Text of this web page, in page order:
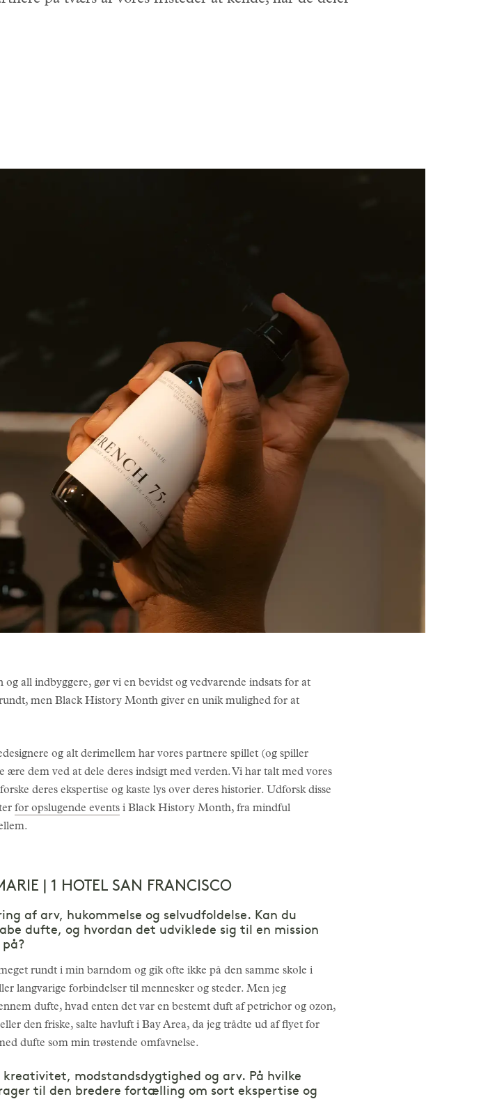
all indbyggere, gør vi en bevidst og vedvarende indsats for at
men Black History Month giver en unik mulighed for at
og alt derimellem har vores partnere spillet (og spiller
dem ved at dele deres indsigt med verden. Vi har talt med vores
deres ekspertise og kaste lys over deres historier. Udforsk disse
for opslugende events i Black History Month, fra mindful
| 1 HOTEL SAN FRANCISCO
af arv, hukommelse og selvudfoldelse. Kan du
dufte, og hvordan det udviklede sig til en mission
rundt i min barndom og gik ofte ikke på den samme skole i
langvarige forbindelser til mennesker og steder. Men jeg
dufte, hvad enten det var en bestemt duft af petrichor og ozon,
den friske, salte havluft i Bay Area, da jeg trådte ud af flyet for
dufte som min trøstende omfavnelse.
modstandsdygtighed og arv. På hvilke
til den bredere fortælling om sort ekspertise og